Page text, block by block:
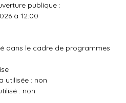
publique :
à 12:00
dans le cadre de programmes
utilisée : non
: non